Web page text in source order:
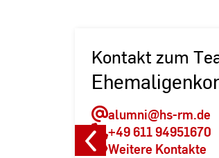
Kontakt zum
alumni@hs-rm.de
+49 611 94951670
Weitere Kontakte